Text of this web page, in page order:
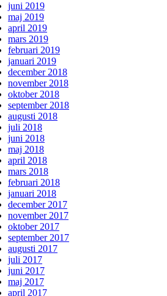
juni 2019
maj 2019
april 2019
mars 2019
februari 2019
januari 2019
december 2018
november 2018
oktober 2018
september 2018
augusti 2018
juli 2018
juni 2018
maj 2018
april 2018
mars 2018
februari 2018
januari 2018
december 2017
november 2017
oktober 2017
september 2017
augusti 2017
juli 2017
juni 2017
maj 2017
april 2017